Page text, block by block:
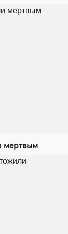
мертвым